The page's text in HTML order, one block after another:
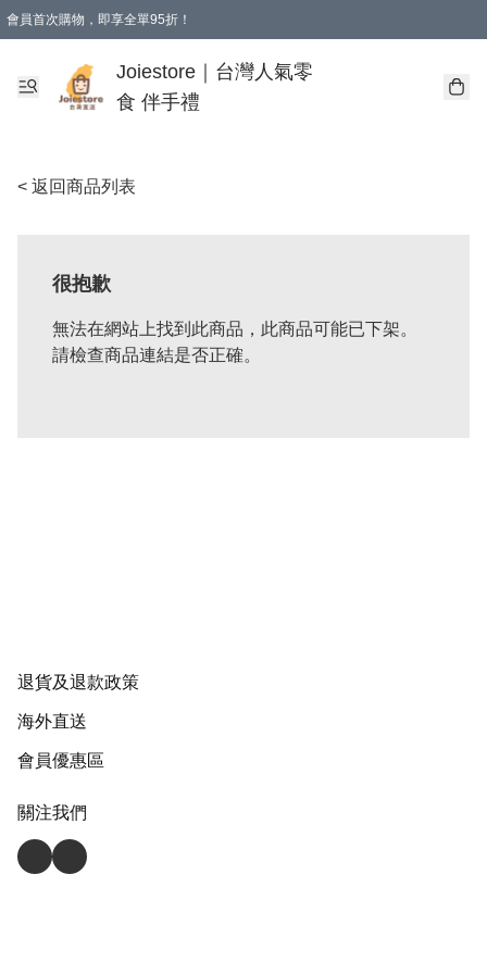
會員首次購物，即享全單95折！
購物滿 HKD 350.00即享免運費優惠！（適用於 本地送貨、本地取貨 )
Joiestore｜台灣人氣零
食 伴手禮
< 返回商品列表
很抱歉
無法在網站上找到此商品，此商品可能已下架。
請檢查商品連結是否正確。
退貨及退款政策
海外直送
會員優惠區
關注我們